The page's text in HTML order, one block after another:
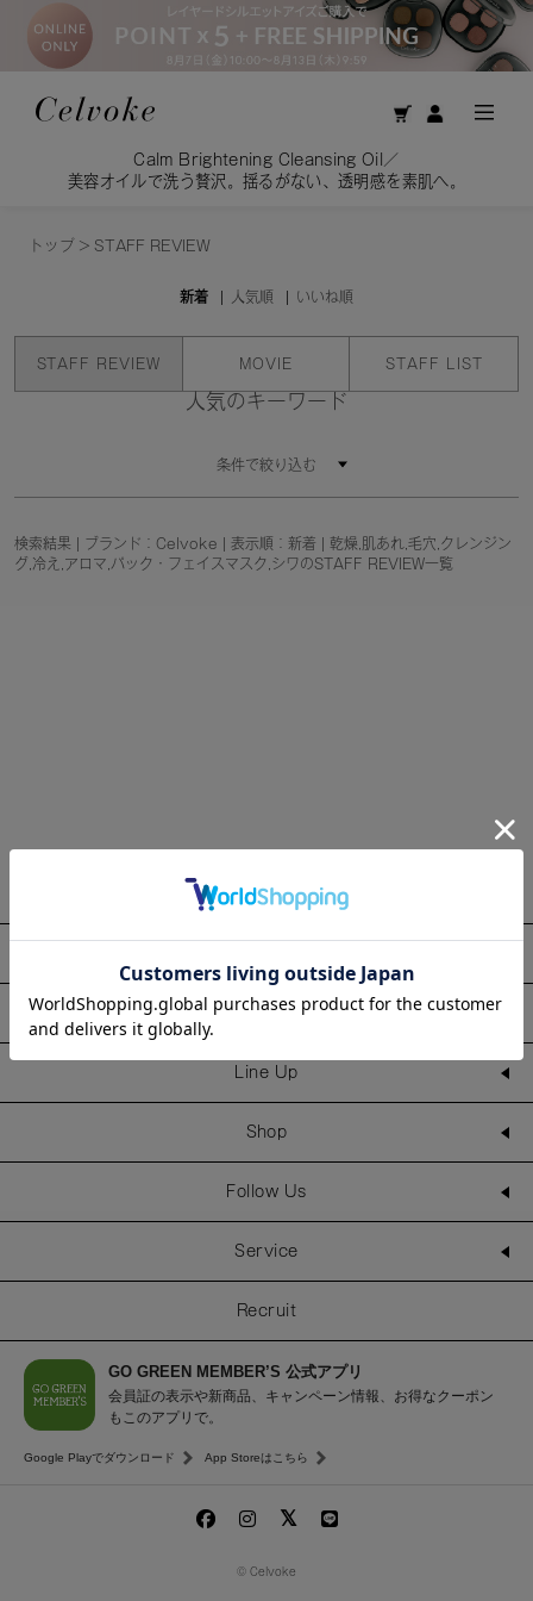
Calm Brightening Cleansing Oil／
美容オイルで洗う贅沢。揺るがない、透明感を素肌へ。
トップ > STAFF REVIEW
新着 人気順 いいね順
STAFF REVIEW MOVIE STAFF LIST
人気のキーワード
条件で絞り込む
検索結果 | ブランド：Celvoke | 表示順：新着 | 乾燥,肌あれ,毛穴,クレンジン
グ,冷え,アロマ,パック・フェイスマスク,シワのSTAFF REVIEW一覧
Information
Line Up
Shop
Follow Us
Service
Recruit
GO GREEN MEMBER’S 公式アプリ
会員証の表示や新商品、キャンペーン情報、お得なクーポン
もこのアプリで。
Google Playでダウンロード App Storeはこちら
© Celvoke